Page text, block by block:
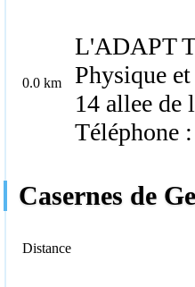
0.0 km
L'ADAPT
Physique
14 allee de
Téléphone
Casernes de
Distance